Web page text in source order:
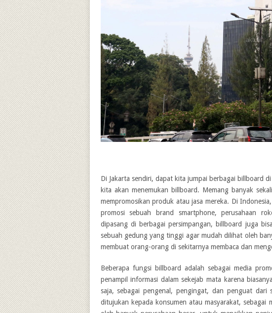
Di Jakarta sendiri, dapat kita jumpai berbagai billboard
kita akan menemukan billboard. Memang banyak
mempromosikan produk atau jasa mereka. Di
promosi sebuah brand smartphone, perusahaan
dipasang di berbagai persimpangan, billboard juga
sebuah gedung yang tinggi agar mudah dilihat oleh
membuat orang-orang di sekitarnya membaca dan
Beberapa fungsi billboard adalah sebagai media
penampil informasi dalam sekejab mata karena
saja, sebagai pengenal, pengingat, dan penguat
ditujukan kepada konsumen atau masyarakat,